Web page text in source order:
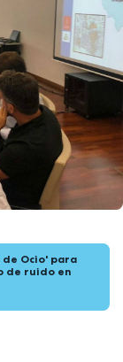
de Ocio' para
de ruido en